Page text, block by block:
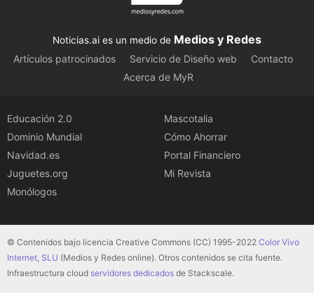
Noticias.ai es un medio de Medios y Redes
Artículos patrocinados Servicio de Diseño web
Contacto
Acerca de MyR
Educación 2.0
Dominio Mundial
Navidad.es
Juguetes.org
Monólogos
Mascotalia
Cómo Ahorrar
Portal Financiero
Mi Revista
© Contenidos bajo licencia Creative Commons (CC) 1995-2022 Color Vivo
Internet, SLU (Medios y Redes online). Otros contenidos se cita fuente.
Infraestructura cloud servidores dedicados de Stackscale.